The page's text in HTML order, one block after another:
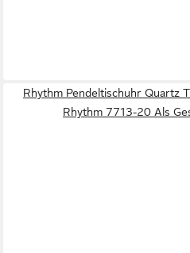
Rhythm Pendeltischuhr Quartz
Rhythm 7713-20 Als